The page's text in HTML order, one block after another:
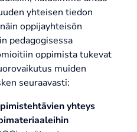
yhteisen tiedon
oppijayhteisön
pedagogisessa
oppimista tukevat
muiden
seuraavasti:
yhteys